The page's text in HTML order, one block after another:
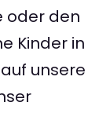
oder den
Kinder in
unsere